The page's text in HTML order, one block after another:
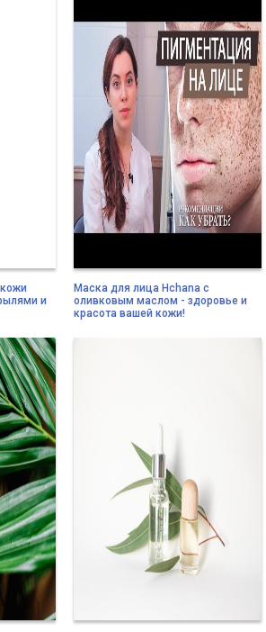
и
Маска для лица Hchana с
оливковым маслом - здоровье и
красота вашей кожи!